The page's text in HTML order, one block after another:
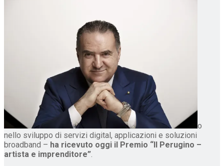
o
nello sviluppo di servizi digital, applicazioni e soluzioni
broadband – ha ricevuto oggi il Premio “Il Perugino –
artista e imprenditore”.